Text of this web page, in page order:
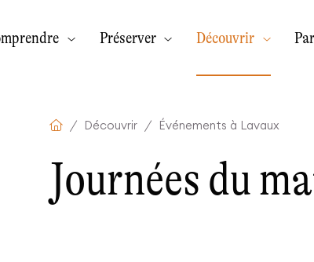
Préserver Découvrir
Découvrir Événements à Lavaux
Journées du